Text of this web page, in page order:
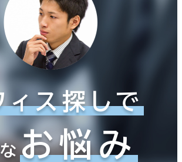
ィス探しで
お悩み